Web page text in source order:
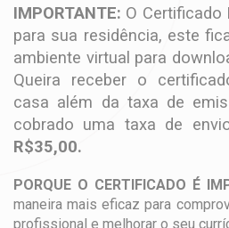
IMPORTANTE: O Certificado
para sua residência, este
ambiente virtual para
Queira receber o
casa além da taxa de
cobrado uma taxa de
R$35,00.
PORQUE O CERTIFICADO É
maneira mais eficaz para
profissional e melhorar o seu